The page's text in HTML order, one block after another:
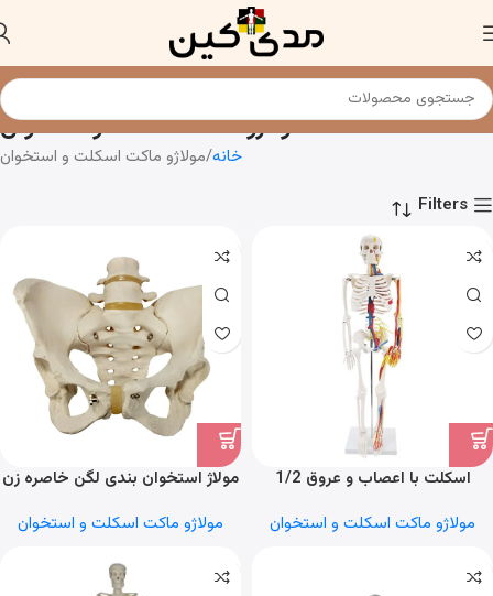
مولاژو ماکت اسکلت و استخوان
خانه مولاژو ماکت اسکلت و استخوان
Filters
اسکلت با اعصاب و عروق 1/2
مولاژو ماکت اسکلت و استخوان
مولاژ استخوان بندی لگن خاصره زن
مولاژو ماکت اسکلت و استخوان